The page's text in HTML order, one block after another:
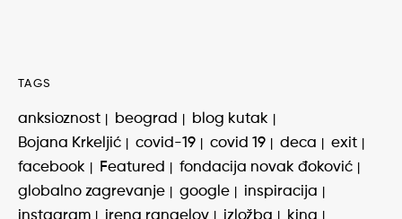
TAGS
anksioznost beograd
blog kutak
Bojana Krkeljić
covid-19 covid 19 deca
exit
facebook
Featured
fondacija novak đoković
globalno zagrevanje
google
inspiracija
instagram
irena rangelov izložba
kina